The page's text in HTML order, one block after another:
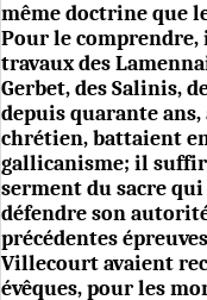
même doctrine que
Pour le
travaux des
Gerbet, des Salinis,
depuis quarante
chrétien, battaient
gallicanisme; il
serment du sacre qui
défendre son
précédentes
Villecourt avaient
évêques, pour les